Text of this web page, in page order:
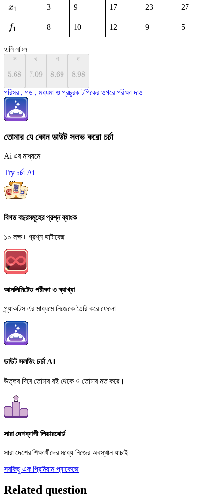
x_1
x1 3 9 17 23 27
f_1
f1 8 10 12 9 5
হানি নাটস
ক
5.68
5.68
খ
7.09
7.09
গ
8.69
8.69
ঘ
8.98
8.98
পরিসর , গড় , মধ্যমা ও প্রচুরক টপিকের ওপরে পরীক্ষা দাও
তোমার যে কোন ডাউট সলভ করো চর্চা
Ai এর মাধ্যমে
Try চর্চা Ai
বিগত বছরসমূহের প্রশ্ন ব্যাংক
১০ লক্ষ+ প্রশ্ন ডাটাবেজ
আনলিমিটেড পরীক্ষা ও ব্যাখ্যা
প্র্যাকটিস এর মাধ্যমে নিজেকে তৈরি করে ফেলো
ডাউট সলভিং চর্চা AI
উত্তর দিবে তোমার বই থেকে ও তোমার মত করে।
সারা দেশব্যাপী লিডারবোর্ড
সারা দেশের শিক্ষার্থীদের মধ্যে নিজের অবস্থান যাচাই
সবকিছু এক প্রিমিয়াম প্যাকেজে
Related question